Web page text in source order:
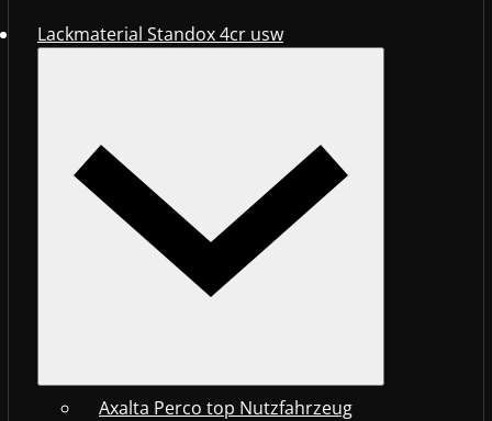
Lackmaterial Standox 4cr usw
Axalta Perco top Nutzfahrzeug